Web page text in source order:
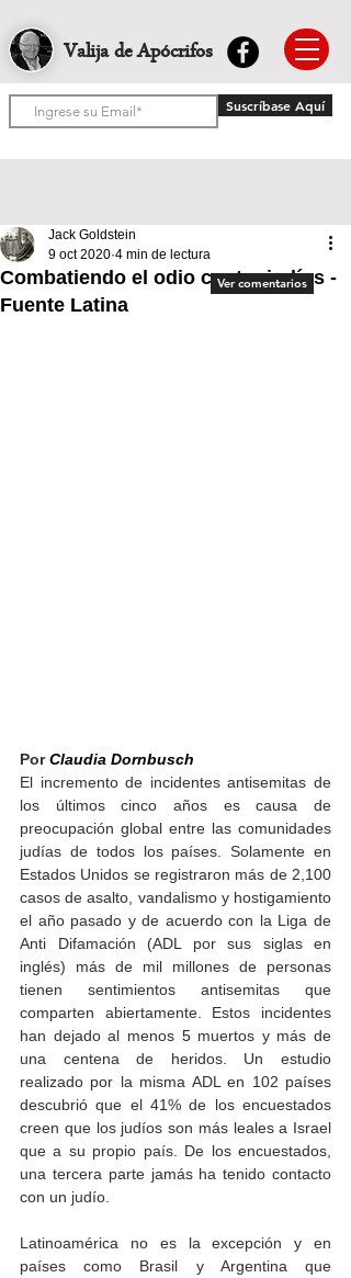
Valija de Apócrifos
Suscríbase Aquí
Combatiendo el odio contra judíos -
Fuente Latina
Jack Goldstein
9 oct 2020 4 min de lectura
Por Claudia Dornbusch
El incremento de incidentes antisemitas de
los últimos cinco años es causa de
preocupación global entre las comunidades
judías de todos los países. Solamente en
Estados Unidos se registraron más de 2,100
casos de asalto, vandalismo y hostigamiento
el año pasado y de acuerdo con la Liga de
Anti Difamación (ADL por sus siglas en
inglés) más de mil millones de personas
tienen sentimientos antisemitas que
comparten abiertamente. Estos incidentes
han dejado al menos 5 muertos y más de
una centena de heridos. Un estudio
realizado por la misma ADL en 102 países
descubrió que el 41% de los encuestados
creen que los judíos son más leales a Israel
que a su propio país. De los encuestados,
una tercera parte jamás ha tenido contacto
con un judío.
Latinoamérica no es la excepción y en
países como Brasil y Argentina que
Ver comentarios